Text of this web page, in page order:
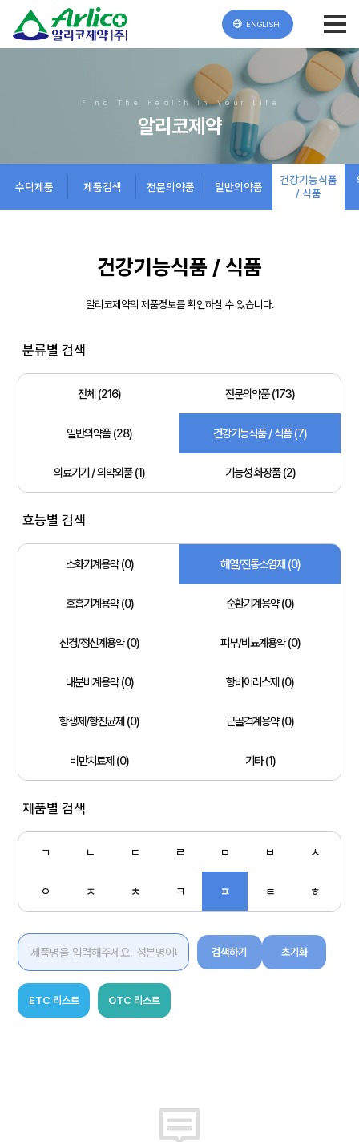
ENGLISH
Find The Health In Your Life
알리코제약
수탁제품 제품검색 전문의약품 일반의약품
건강기능식품
/ 식품
건강기능식품 / 식품
알리코제약의 제품정보를 확인하실 수 있습니다.
분류별 검색
전체 (216) 전문의약품 (173)
일반의약품 (28) 건강기능식품 / 식품 (7)
의료기기 / 의약외품 (1) 기능성 화장품 (2)
효능별 검색
소화기계용약 (0) 해열/진통소염제 (0)
호흡기계용약 (0) 순환기계용약 (0)
신경/정신계용약 (0) 피부/비뇨계용약 (0)
내분비계용약 (0) 항바이러스제 (0)
항생제/항진균제 (0) 근골격계용약 (0)
비만치료제 (0) 기타 (1)
제품별 검색
ㄱ ㄴ ㄷ ㄹ ㅁ ㅂ ㅅ
ㅇ ㅈ ㅊ ㅋ ㅍ ㅌ ㅎ
검색하기 초기화
ETC 리스트 OTC 리스트